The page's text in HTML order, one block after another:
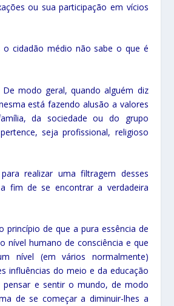
ou sua participação em vícios
o cidadão médio não sabe o que é
De modo geral, quando alguém diz
está fazendo alusão a valores
da sociedade ou do grupo
seja profissional, religioso
realizar uma filtragem desses
fim de se encontrar a verdadeira
princípio de que a pura essência de
nível humano de consciência e que
nível (em vários normalmente)
influências do meio e da educação
e sentir o mundo, de modo
de se começar a diminuir-lhes a